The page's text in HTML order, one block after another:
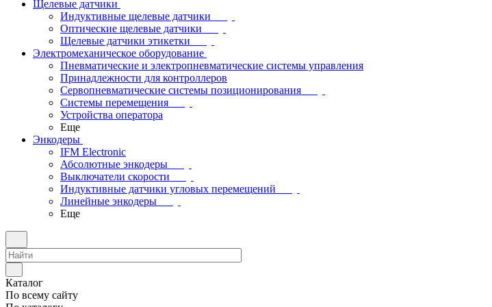
Щелевые датчики
Индуктивные щелевые датчики
Оптические щелевые датчики
Щелевые датчики этикетки
Электромеханическое оборудование
Пневматические и электропневматические системы управления
Принадлежности для контроллеров
Сервопневматические системы позиционирования
Системы перемещения
Устройства оператора
Еще
Энкодеры
IFM Electronic
Абсолютные энкодеры
Выключатели скорости
Индуктивные датчики угловых перемещений
Линейные энкодеры
Еще
Каталог
По всему сайту